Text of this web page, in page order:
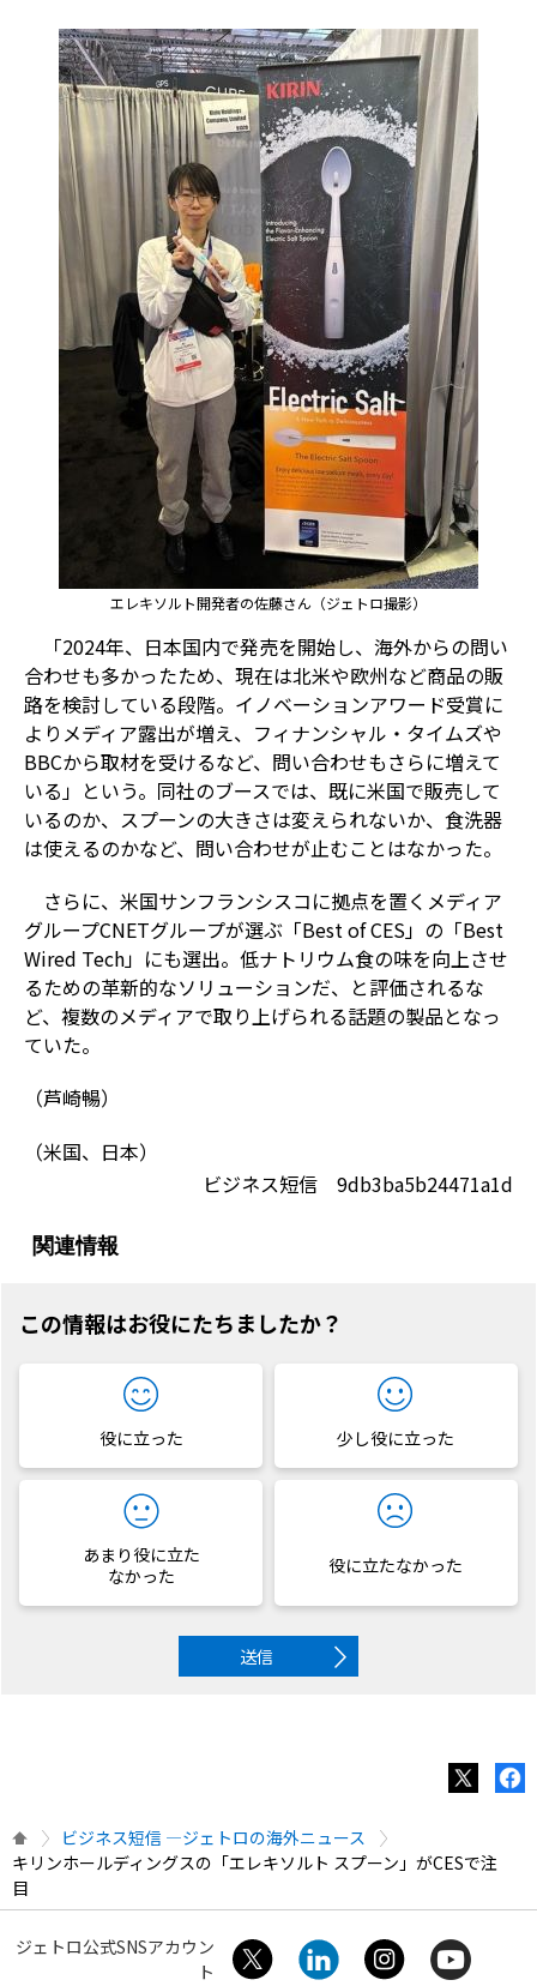
エレキソルト開発者の佐藤さん（ジェトロ撮影）
「2024年、日本国内で発売を開始し、海外からの問い
合わせも多かったため、現在は北米や欧州など商品の販
路を検討している段階。イノベーションアワード受賞に
よりメディア露出が増え、フィナンシャル・タイムズや
BBCから取材を受けるなど、問い合わせもさらに増えて
いる」という。同社のブースでは、既に米国で販売して
いるのか、スプーンの大きさは変えられないか、食洗器
は使えるのかなど、問い合わせが止むことはなかった。
さらに、米国サンフランシスコに拠点を置くメディア
グループCNETグループが選ぶ「Best of CES」の「Best
Wired Tech」にも選出。低ナトリウム食の味を向上させ
るための革新的なソリューションだ、と評価されるな
ど、複数のメディアで取り上げられる話題の製品となっ
ていた。
（芦崎暢）
（米国、日本）
ビジネス短信 9db3ba5b24471a1d
関連情報
この情報はお役にたちましたか？
役に立った 少し役に立った
あまり役に立た
なかった
役に立たなかった
送信
ビジネス短信 ―ジェトロの海外ニュース
キリンホールディングスの「エレキソルト スプーン」がCESで注
目
ジェトロ公式SNSアカウン
ト